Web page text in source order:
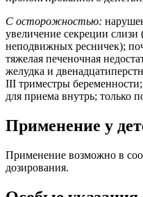
С осторожностью:
увеличение секреции
неподвижных ресничек);
тяжелая печеночная
желудка и
III триместры беременности;
для приема внутрь; только
Применение у
Применение возможно в
дозирования.